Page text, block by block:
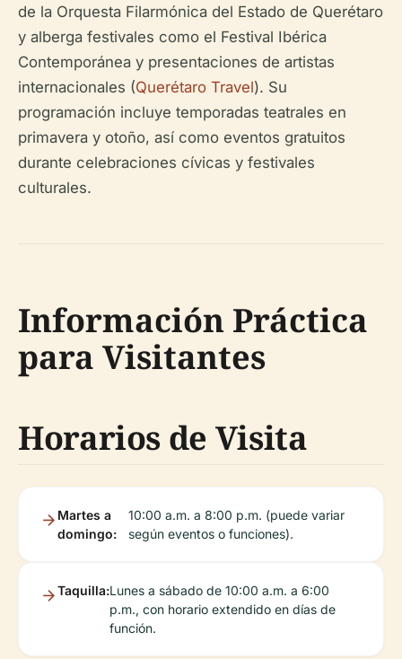
de la Orquesta Filarmónica del Estado de Querétaro
y alberga festivales como el Festival Ibérica
Contemporánea y presentaciones de artistas
internacionales (Querétaro Travel). Su
programación incluye temporadas teatrales en
primavera y otoño, así como eventos gratuitos
durante celebraciones cívicas y festivales
culturales.
Información Práctica
para Visitantes
Horarios de Visita
Martes a
domingo:
10:00 a.m. a 8:00 p.m. (puede variar
según eventos o funciones).
Taquilla:Lunes a sábado de 10:00 a.m. a 6:00
p.m., con horario extendido en días de
función.